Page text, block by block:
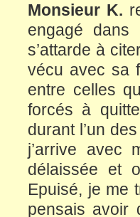
Monsieur K.
engagé dans
s’attarde à
vécu avec sa
entre celles
forcés à
durant l’un
j’arrive avec
délaissée et
Epuisé, je me
pensais avoir